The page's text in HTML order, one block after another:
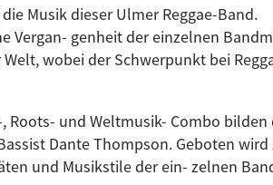
Musik dieser Ulmer Reggae-Band.
Vergan- genheit der einzelnen
wobei der Schwerpunkt bei
Roots- und Weltmusik- Combo
Dante Thompson. Geboten
und Musikstile der ein- zelnen